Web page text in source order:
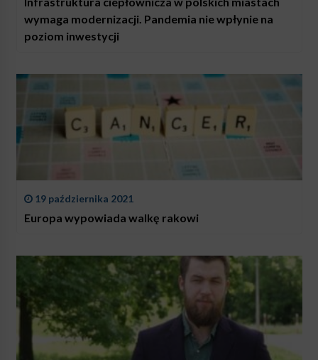
wymaga modernizacji. Pandemia nie wpłynie na
poziom inwestycji
19 października 2021
Europa wypowiada walkę rakowi